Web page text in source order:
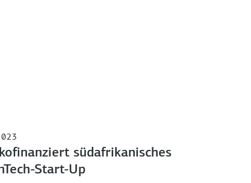
südafrikanisches
Start-Up